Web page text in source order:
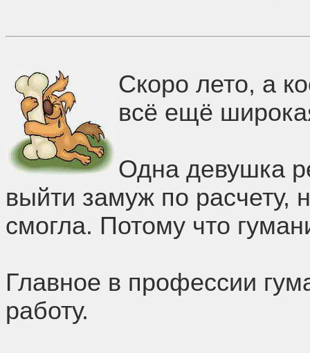
Скоро лето, а
всё ещё
Одна девушка
выйти замуж по расчету,
смогла. Потому что
Главное в профессии
работу.